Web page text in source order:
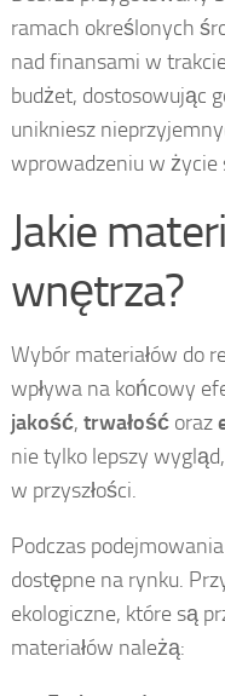
ramach określonych
nad finansami w
budżet, dostosowując
unikniesz
wprowadzeniu w życie
Jakie
wnętrza?
Wybór materiałów do
wpływa na końcowy
jakość, trwałość oraz
nie tylko lepszy
w przyszłości.
Podczas
dostępne na rynku.
ekologiczne, które są
materiałów należą: